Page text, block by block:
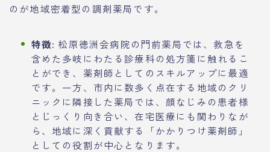
のが地域密着型の調剤薬局です。
特徴: 松原徳洲会病院の門前薬局では、救急を
含めた多岐にわたる診療科の処方箋に触れるこ
とができ、薬剤師としてのスキルアップに最適
です。一方、市内に数多く点在する地域のクリ
ニックに隣接した薬局では、顔なじみの患者様
とじっくり向き合い、在宅医療にも関わりなが
ら、地域に深く貢献する「かかりつけ薬剤師」
としての役割が中心となります。